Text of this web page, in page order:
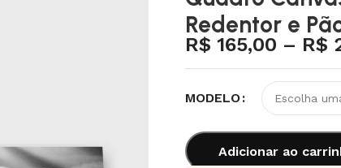
Redentor e
R$ 165,00 – R$
MODELO
Adicionar ao